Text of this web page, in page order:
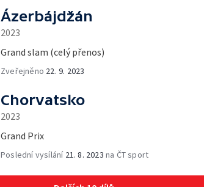
Ázerbájdžán
2023
Grand slam (celý přenos)
Zveřejněno 22. 9. 2023
Chorvatsko
2023
Grand Prix
Poslední vysílání 21. 8. 2023 na ČT sport